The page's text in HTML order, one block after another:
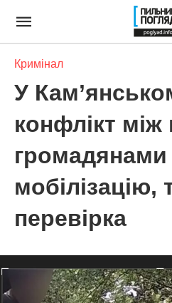
Кримінал
У
конфлікт між
громадянами
мобілізацію,
перевірка